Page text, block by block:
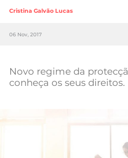
Sociedade
Tecnologia
Negócios
Mundial 2026
Cristina Galvão Lucas
06 Nov, 2017
Novo regime da
conheça os seus direitos.